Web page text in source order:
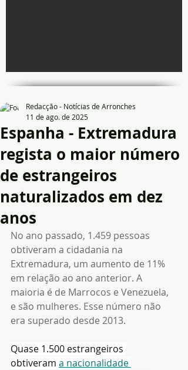
Espanha - Extremadura
regista o maior número
de estrangeiros
naturalizados em dez
anos
Redacção - Notícias de Arronches
11 de ago. de 2025
No ano passado, 1.459 pessoas
obtiveram a cidadania na
Extremadura, um aumento de 11%
em relação ao ano anterior. A
maioria é de Marrocos e Venezuela,
e são mulheres. Esse número não
era superado desde 2013.
Quase 1.500 estrangeiros
obtiveram a nacionalidade